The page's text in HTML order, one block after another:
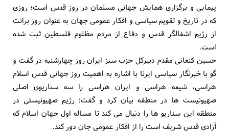
پیمایی و برگزاری همایش جهانی مسلمان در روز قدس است؛ روزی
که در تاریخ و تقویم سیاسی و افکار عمومی جهان به عنوان روز برائت
از رژیم اشغالگر قدس و دفاع از مردم مظلوم فلسطین ثبت شده
است.
حسین کنعانی مقدم دبیرکل حزب سبز ایران روز چهارشنبه در گفت و
گو با خبرنگار سیاسی ایرنا با اشاره به اهمیت روز جهانی قدس اسلام
هراسی، شیعه هراسی و ایران هراسی را سه سناریوی اصلی
صهیونیست ها در منطقه بیان کرد و گفت: رژیم صهیونیستی در
منطقه این سناریو ها را دنبال می کند تا مساله اول جهان اسلام که
آزادی قدس شریف است را از افکار عمومی جان دور کند.